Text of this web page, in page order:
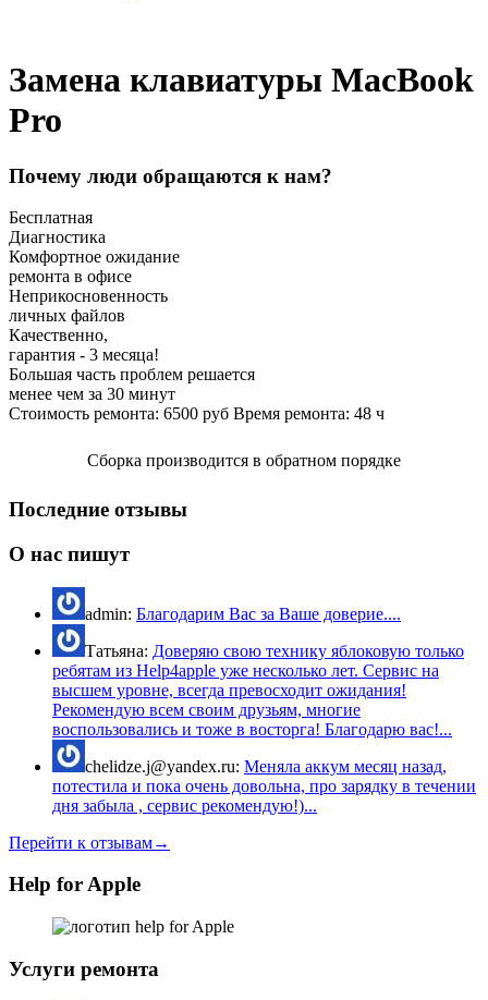
Замена клавиатуры MacBook
Pro
Почему люди обращаются к нам?
Бесплатная
Диагностика
Комфортное ожидание
ремонта в офисе
Неприкосновенность
личных файлов
Качественно,
гарантия - 3 месяца!
Большая часть проблем решается
менее чем за 30 минут
Стоимость ремонта: 6500 руб Время ремонта: 48 ч
Сборка производится в обратном порядке
Последние отзывы
О нас пишут
admin: Благодарим Вас за Ваше доверие....
Татьяна: Доверяю свою технику яблоковую только
ребятам из Help4apple уже несколько лет. Сервис на
высшем уровне, всегда превосходит ожидания!
Рекомендую всем своим друзьям, многие
воспользовались и тоже в восторга! Благодарю вас!...
chelidze.j@yandex.ru: Меняла аккум месяц назад,
потестила и пока очень довольна, про зарядку в течении
дня забыла , сервис рекомендую!)...
Перейти к отзывам→
Help for Apple
Услуги ремонта